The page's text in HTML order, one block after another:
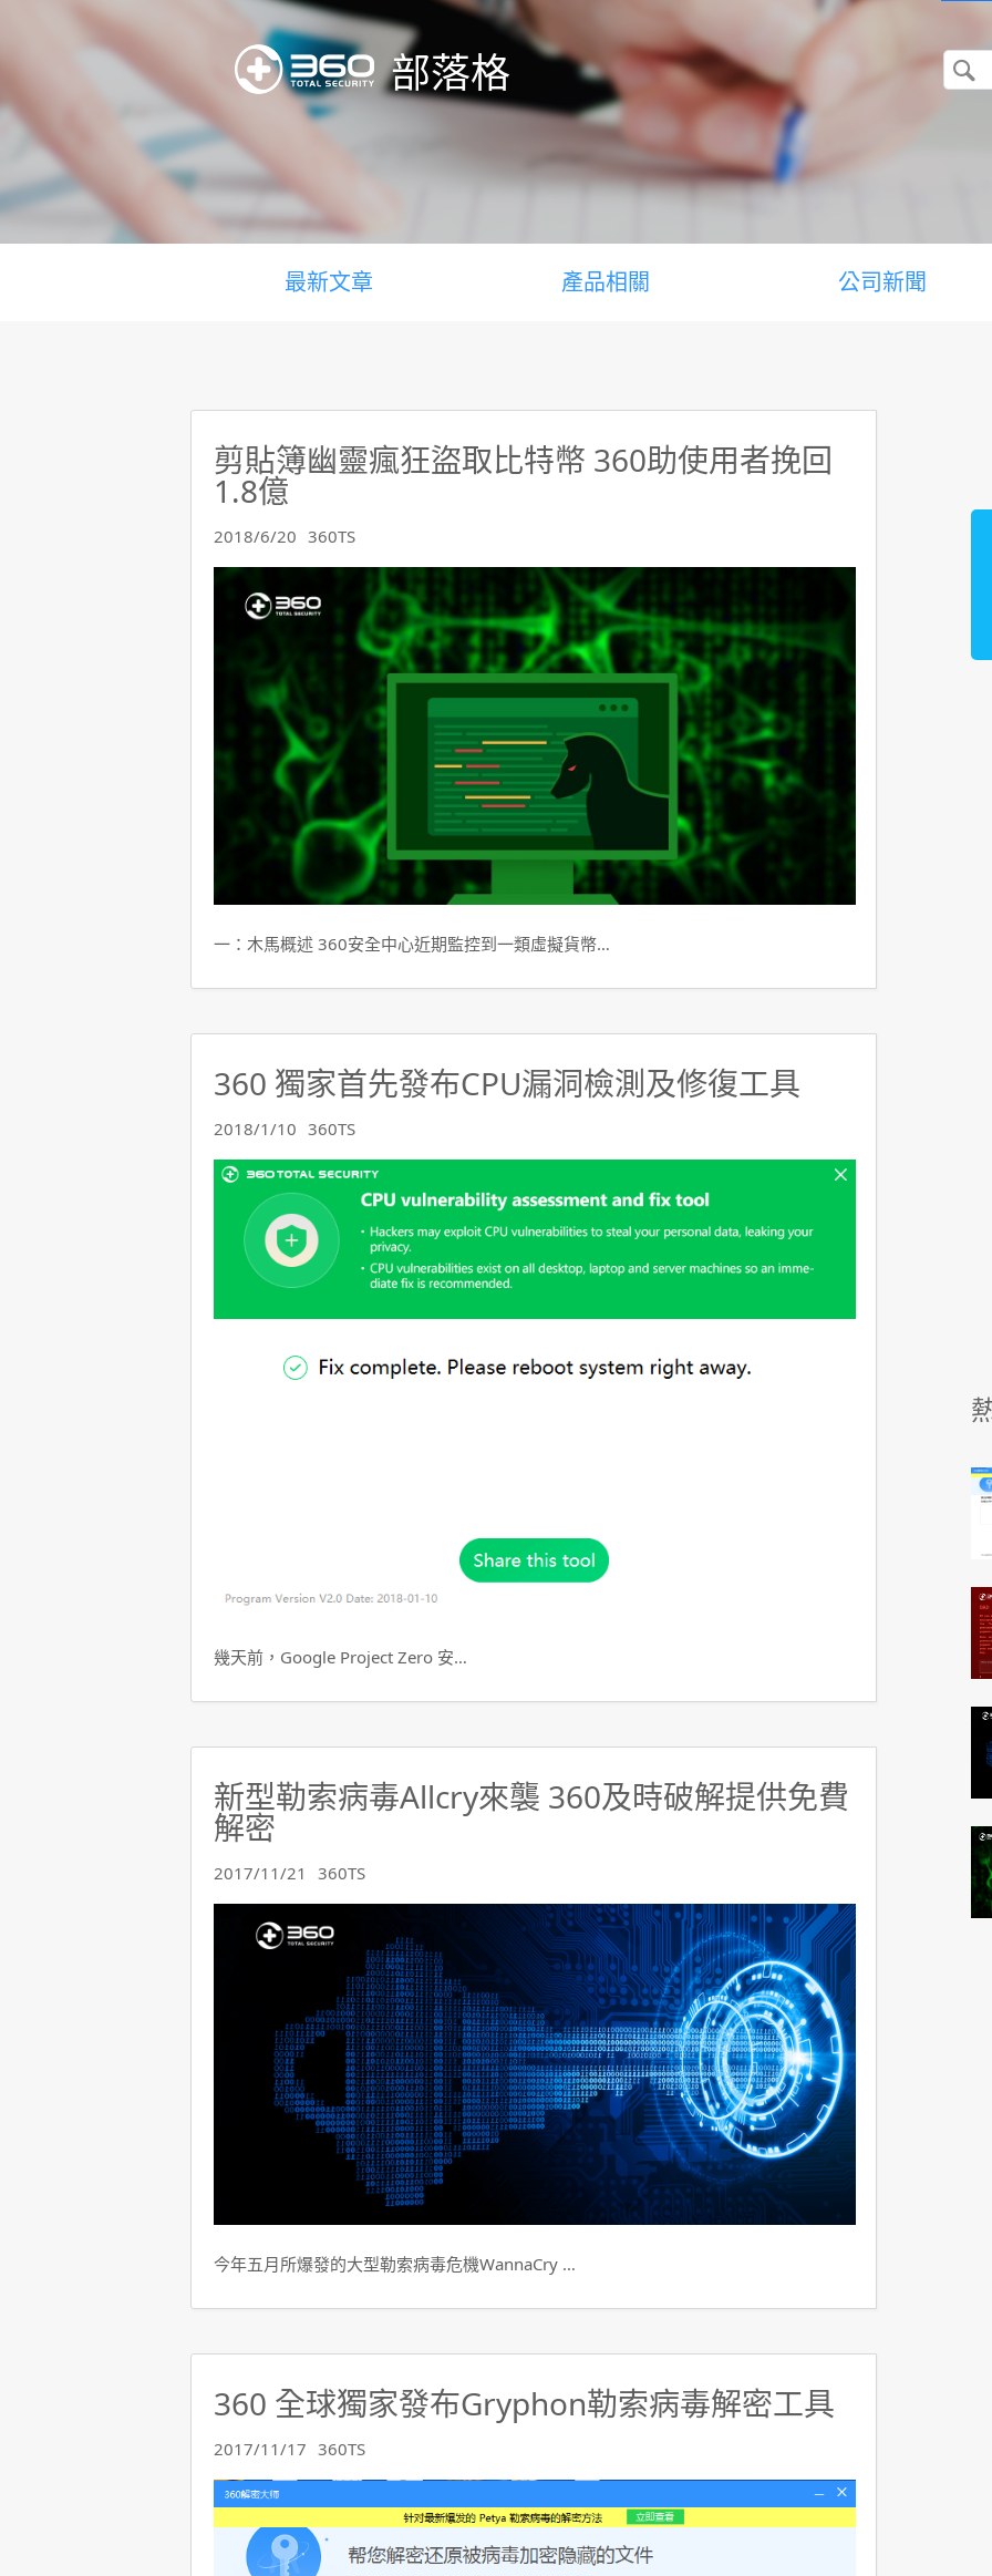
部落格
最新文章 產品相關 公司新聞
剪貼簿幽靈瘋狂盜取比特幣 360助使用者挽回
1.8億
2018/6/20 360TS
一：木馬概述 360安全中心近期監控到一類虛擬貨幣…
360 獨家首先發布CPU漏洞檢測及修復工具
2018/1/10 360TS
幾天前，Google Project Zero 安…
新型勒索病毒Allcry來襲 360及時破解提供免費
解密
2017/11/21 360TS
今年五月所爆發的大型勒索病毒危機WannaCry …
360 全球獨家發布Gryphon勒索病毒解密工具
2017/11/17 360TS